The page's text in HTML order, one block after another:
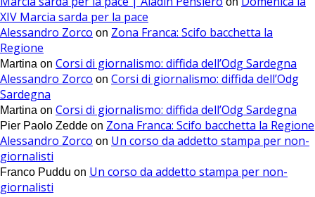
XIV Marcia sarda per la pace
Alessandro Zorco on Zona Franca: Scifo bacchetta la
Regione
Martina on Corsi di giornalismo: diffida dell’Odg Sardegna
Alessandro Zorco on Corsi di giornalismo: diffida dell’Odg
Sardegna
Martina on Corsi di giornalismo: diffida dell’Odg Sardegna
Pier Paolo Zedde on Zona Franca: Scifo bacchetta la Regione
Alessandro Zorco on Un corso da addetto stampa per non-
giornalisti
Franco Puddu on Un corso da addetto stampa per non-
giornalisti